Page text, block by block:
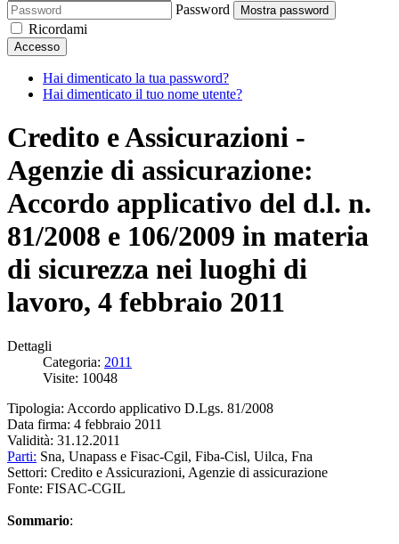
Password
Mostra password
Ricordami
Accesso
Hai dimenticato la tua password?
Hai dimenticato il tuo nome utente?
Credito e Assicurazioni -
Agenzie di assicurazione:
Accordo applicativo del d.l. n.
81/2008 e 106/2009 in materia
di sicurezza nei luoghi di
lavoro, 4 febbraio 2011
Dettagli
Categoria: 2011
Visite: 10048
Tipologia: Accordo applicativo D.Lgs. 81/2008
Data firma: 4 febbraio 2011
Validità: 31.12.2011
Parti: Sna, Unapass e Fisac-Cgil, Fiba-Cisl, Uilca, Fna
Settori: Credito e Assicurazioni, Agenzie di assicurazione
Fonte: FISAC-CGIL
Sommario: